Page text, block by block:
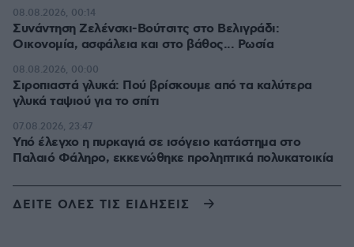
Συνάντηση Ζελένσκι-Βούτσιτς στο Βελιγράδι:
Οικονομία, ασφάλεια και στο βάθος... Ρωσία
08.08.2026, 00:14
Σιροπιαστά γλυκά: Πού βρίσκουμε από τα καλύτερα
γλυκά ταψιού για το σπίτι
08.08.2026, 00:00
Υπό έλεγχο η πυρκαγιά σε ισόγειο κατάστημα στο
Παλαιό Φάληρο, εκκενώθηκε προληπτικά πολυκατοικία
07.08.2026, 23:47
ΔΕΙΤΕ ΟΛΕΣ ΤΙΣ ΕΙΔΗΣΕΙΣ